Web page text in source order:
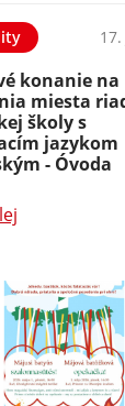
konanie na
miesta
školy s
jazykom
- Óvoda